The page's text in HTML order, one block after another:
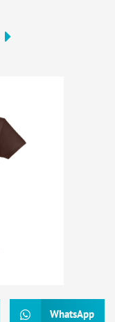
WhatsApp